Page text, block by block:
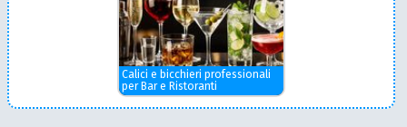
Calici e bicchieri professionali
per Bar e Ristoranti